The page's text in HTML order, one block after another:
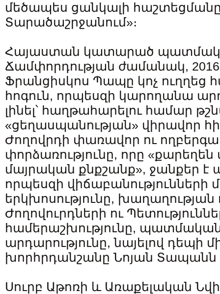
մեծապես ցանկալի
Տարածաշրջանում»։
Հայաստան կատարած
Ճամփորդության ժամանակ,
Ֆրանցիսկոս Պապը կոչ ուղղեց
հոգուն, որպեսզի կարողանա
լինել՝ հաղթահարելու համար
«ցեղասպանության» վիրավոր
Ժողովրդի փառավոր ու
փորձառությունը, որը «քարեղեն
մայրական քնքշանք», ջանքեր է
որպեսզի վիճաբանությունների
երկխոսությունը, խաղաղության
Ժողովուրդների ու
համերաշխությունը, պատմական
արդարությունը, նայելով դեպի
խորհրդանշանը Նոյան Տապանն
Սուրբ Աթոռի և Առաքելական